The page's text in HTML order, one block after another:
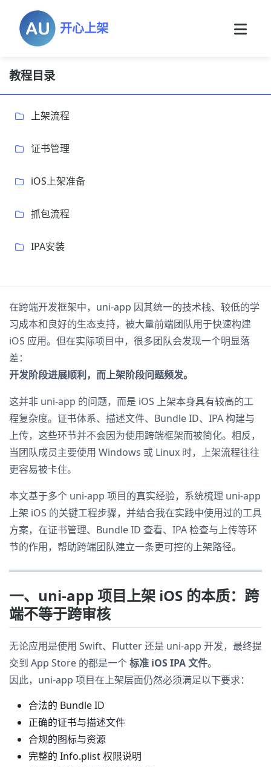
开心上架
教程目录
上架流程
证书管理
iOS上架准备
抓包流程
IPA安装
在跨端开发框架中，uni-app 因其统一的技术栈、较低的学
习成本和良好的生态支持，被大量前端团队用于快速构建
iOS 应用。但在实际项目中，很多团队会发现一个明显落
差：
开发阶段进展顺利，而上架阶段问题频发。
这并非 uni-app 的问题，而是 iOS 上架本身具有较高的工
程复杂度。证书体系、描述文件、Bundle ID、IPA 构建与
上传，这些环节并不会因为使用跨端框架而被简化。相反，
当团队成员主要使用 Windows 或 Linux 时，上架流程往往
更容易被卡住。
本文基于多个 uni-app 项目的真实经验，系统梳理 uni-app
上架 iOS 的关键工程步骤，并结合我在实践中使用过的工具
方案，在证书管理、Bundle ID 查看、IPA 检查与上传等环
节的作用，帮助跨端团队建立一条更可控的上架路径。
一、uni-app 项目上架 iOS 的本质：跨
端不等于跨审核
无论应用是使用 Swift、Flutter 还是 uni-app 开发，最终提
交到 App Store 的都是一个标准 iOS IPA 文件。
因此，uni-app 项目在上架层面仍然必须满足以下要求：
合法的 Bundle ID
正确的证书与描述文件
合规的图标与资源
完整的 Info.plist 权限说明